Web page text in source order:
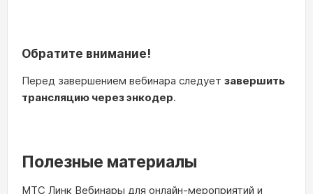
Обратите внимание!
Перед завершением вебинара следует завершить
трансляцию через энкодер.
Полезные материалы
МТС Линк Вебинары для онлайн-мероприятий и